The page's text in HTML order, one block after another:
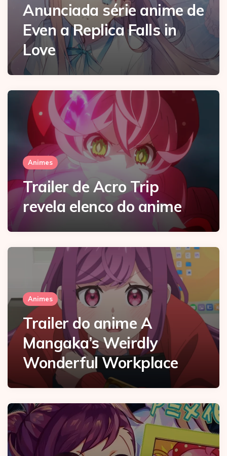
Anunciada série anime de
Even a Replica Falls in
Love
Animes
Trailer de Acro Trip
revela elenco do anime
Animes
Trailer do anime A
Mangaka’s Weirdly
Wonderful Workplace